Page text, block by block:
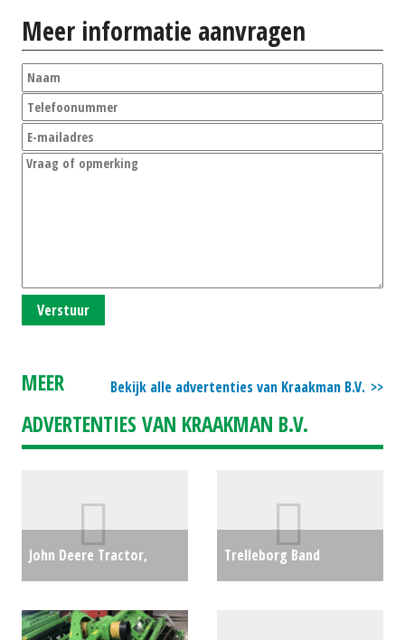
Meer informatie aanvragen
Verstuur
Bekijk alle advertenties van Kraakman B.V.
MEER
ADVERTENTIES VAN KRAAKMAN B.V.
John Deere Tractor,
#26048
€0
Trelleborg Band